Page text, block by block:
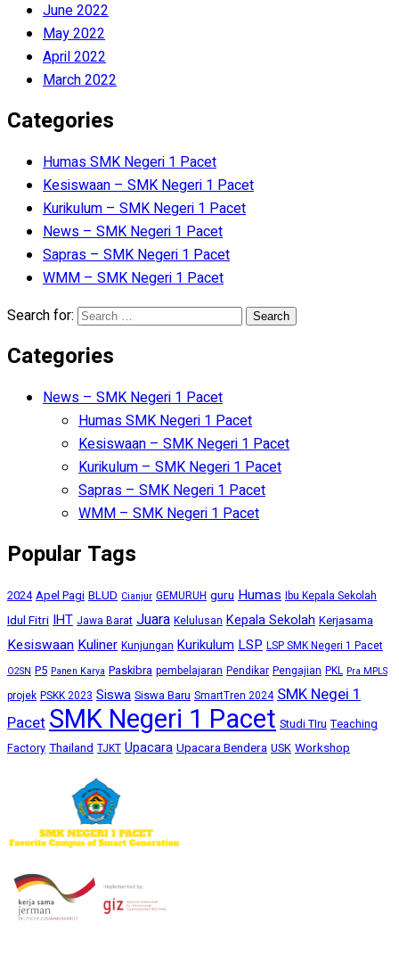
June 2022
May 2022
April 2022
March 2022
Categories
Humas SMK Negeri 1 Pacet
Kesiswaan – SMK Negeri 1 Pacet
Kurikulum – SMK Negeri 1 Pacet
News – SMK Negeri 1 Pacet
Sapras – SMK Negeri 1 Pacet
WMM – SMK Negeri 1 Pacet
Search for:
Categories
News – SMK Negeri 1 Pacet
Humas SMK Negeri 1 Pacet
Kesiswaan – SMK Negeri 1 Pacet
Kurikulum – SMK Negeri 1 Pacet
Sapras – SMK Negeri 1 Pacet
WMM – SMK Negeri 1 Pacet
Popular Tags
2024 Apel Pagi BLUD Cianjur GEMURUH guru Humas Ibu Kepala Sekolah
Idul Fitri IHT Jawa Barat Juara Kelulusan Kepala Sekolah Kerjasama
KesiswaanKuliner Kunjungan KurikulumLSP LSP SMK Negeri 1 Pacet
O2SN P5 Panen Karya Paskibra pembelajaran Pendikar Pengajian PKL Pra MPLS
projek PSKK 2023 Siswa Siswa Baru SmartTren 2024 SMK Negei 1
PacetSMK Negeri 1 Pacet Studi TIru Teaching
Factory Thailand TJKT Upacara Upacara Bendera USK Workshop